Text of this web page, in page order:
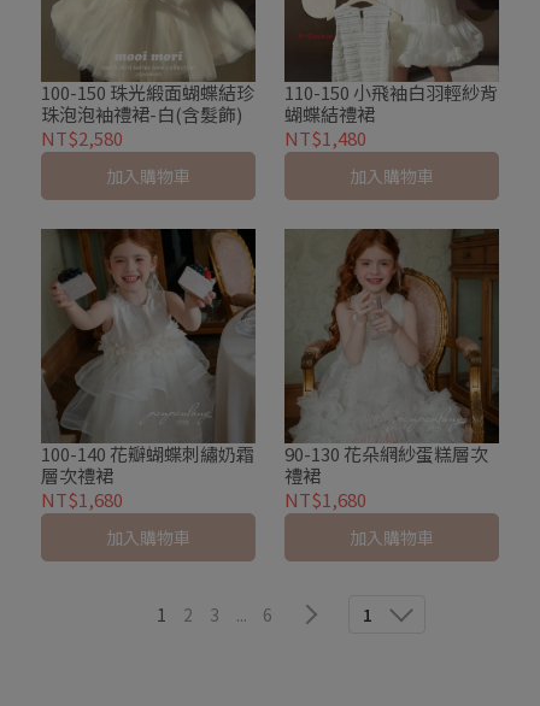
100-150 珠光緞面蝴蝶結珍
珠泡泡袖禮裙-白(含髮飾)
NT$2,580
加入購物車
110-150 小飛袖白羽輕紗背
蝴蝶結禮裙
NT$1,480
加入購物車
100-140 花瓣蝴蝶刺繡奶霜
層次禮裙
NT$1,680
加入購物車
90-130 花朵網紗蛋糕層次
禮裙
NT$1,680
加入購物車
1 2 3 ... 6 1